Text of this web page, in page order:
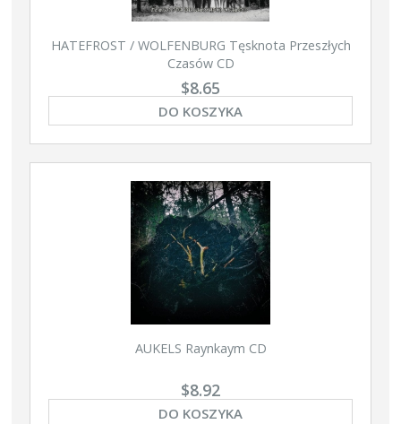
HATEFROST / WOLFENBURG Tęsknota Przeszłych
Czasów CD
$8.65
DO KOSZYKA
AUKELS Raynkaym CD
$8.92
DO KOSZYKA